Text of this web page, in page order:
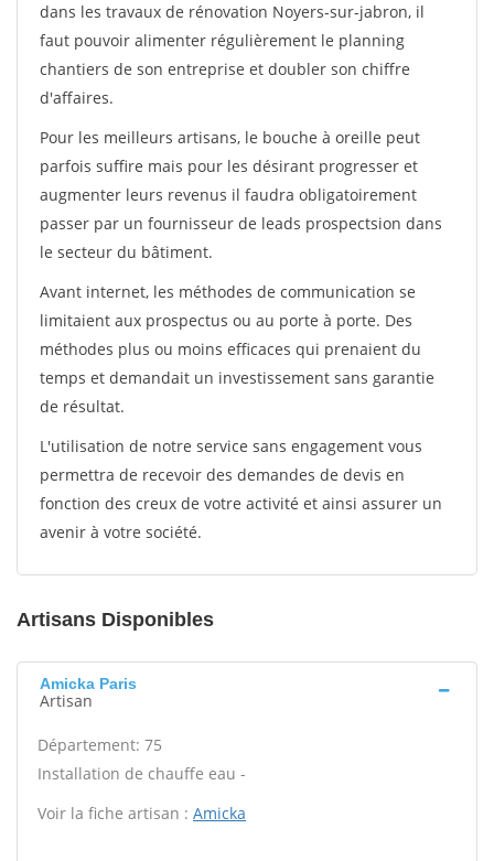
dans les travaux de rénovation Noyers-sur-jabron, il
faut pouvoir alimenter régulièrement le planning
chantiers de son entreprise et doubler son chiffre
d'affaires.
Pour les meilleurs artisans, le bouche à oreille peut
parfois suffire mais pour les désirant progresser et
augmenter leurs revenus il faudra obligatoirement
passer par un fournisseur de leads prospectsion dans
le secteur du bâtiment.
Avant internet, les méthodes de communication se
limitaient aux prospectus ou au porte à porte. Des
méthodes plus ou moins efficaces qui prenaient du
temps et demandait un investissement sans garantie
de résultat.
L'utilisation de notre service sans engagement vous
permettra de recevoir des demandes de devis en
fonction des creux de votre activité et ainsi assurer un
avenir à votre société.
Artisans Disponibles
Amicka Paris
Artisan
Département: 75
Installation de chauffe eau -
Voir la fiche artisan : Amicka